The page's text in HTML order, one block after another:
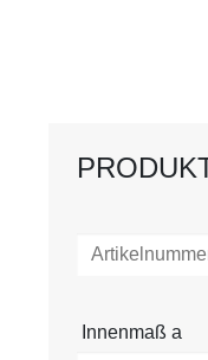
Innenmaß a